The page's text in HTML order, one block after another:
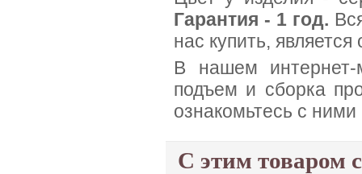
Гарантия - 1 год.
нас купить,
В нашем интернет-
подъем и сборка
ознакомьтесь с
С этим товаром